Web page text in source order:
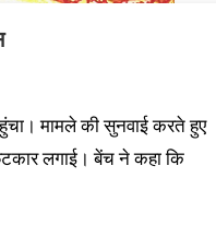
मामले की सुनवाई करते हुए
लगाई। बेंच ने कहा कि